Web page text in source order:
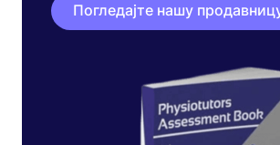
Погледајте нашу